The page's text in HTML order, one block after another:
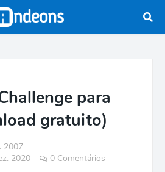
para
gratuito)
2007
2020
0 Comentários